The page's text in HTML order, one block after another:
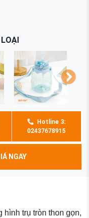
Hotline 3:
02437678915
NGAY
hình trụ tròn thon gọn,